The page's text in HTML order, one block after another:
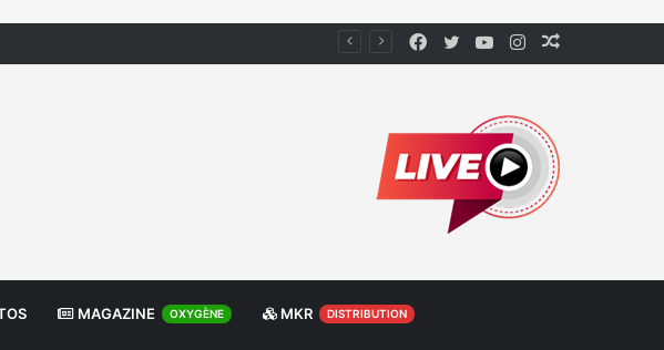
Instagram
YouTube
Twitter
Facebook
MAGAZINE OXYGÈNE MKR DISTRIBUTION